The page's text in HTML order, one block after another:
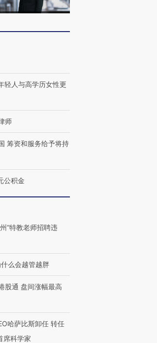
密集出访美英 索
秘鲁纳斯卡观光飞机坠毁
轻人与高学历女性更
师
筹资和服务给予将持
公积金
“特教老师招聘违
么会越管越胖
股通 盘间涨幅最高
哈萨比斯卸任 转任
席科学家